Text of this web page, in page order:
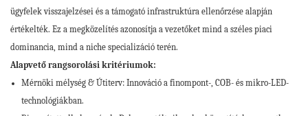
ügyfelek visszajelzései és a támogató infrastruktúra ellenőrzése alapján
értékelték. Ez a megközelítés azonosítja a vezetőket mind a széles piaci
dominancia, mind a niche specializáció terén.
Alapvető rangsorolási kritériumok:
Mérnöki mélység & Útiterv: Innováció a finompont-, COB- és mikro-LED-
technológiákban.